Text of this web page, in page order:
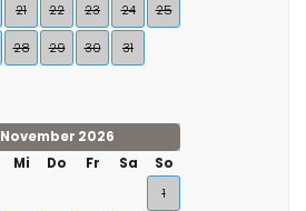
21 22 23 24 25
28 29 30 31
November 2026
Mi Do Fr Sa
So
1